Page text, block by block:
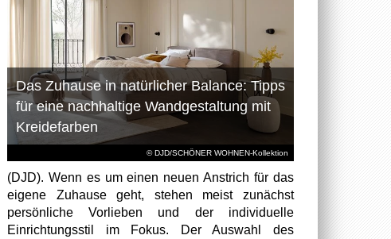
© DJD/SCHÖNER WOHNEN-Kollektion
Das Zuhause in natürlicher Balance: Tipps
für eine nachhaltige Wandgestaltung mit
Kreidefarben
(DJD). Wenn es um einen neuen Anstrich für das
eigene Zuhause geht, stehen meist zunächst
persönliche Vorlieben und der individuelle
Einrichtungsstil im Fokus. Der Auswahl des